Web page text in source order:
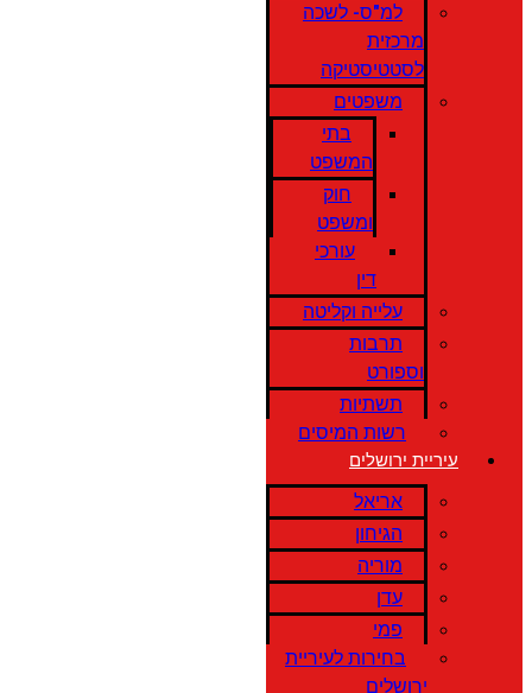
למ"ס- לשכה
מרכזית
לסטטיסטיקה
משפטים
בתי
המשפט
חוק
ומשפט
עורכי
דין
עלייה וקליטה
תרבות
וספורט
תשתיות
רשות המיסים
עיריית ירושלים
אריאל
הגיחון
מוריה
עדן
פמי
בחירות לעיריית
ירושלים